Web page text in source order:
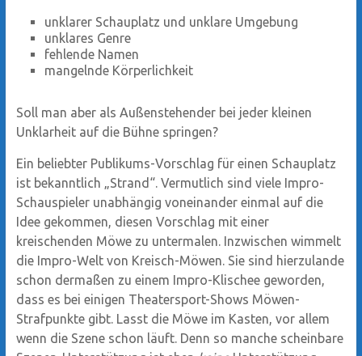
unklarer Schauplatz und unklare Umgebung
unklares Genre
fehlende Namen
mangelnde Körperlichkeit
Soll man aber als Außenstehender bei jeder kleinen
Unklarheit auf die Bühne springen?
Ein beliebter Publikums-Vorschlag für einen Schauplatz
ist bekanntlich „Strand“. Vermutlich sind viele Impro-
Schauspieler unabhängig voneinander einmal auf die
Idee gekommen, diesen Vorschlag mit einer
kreischenden Möwe zu untermalen. Inzwischen wimmelt
die Impro-Welt von Kreisch-Möwen. Sie sind hierzulande
schon dermaßen zu einem Impro-Klischee geworden,
dass es bei einigen Theatersport-Shows Möwen-
Strafpunkte gibt. Lasst die Möwe im Kasten, vor allem
wenn die Szene schon läuft. Denn so manche scheinbare